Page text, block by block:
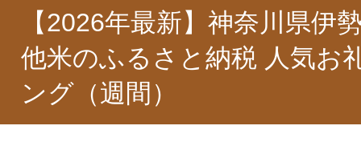
【2026年最新】神奈川県伊
他米のふるさと納税 人気お
ング（週間）